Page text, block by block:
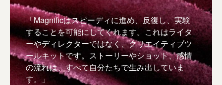
「Magnificはスピーディに進め、反復し、実験
することを可能にしてくれます。これはライタ
ーやディレクターではなく、クリエイティブツ
ールキットです。ストーリーやショット、感情
の流れは、すべて自分たちで生み出していま
す。」